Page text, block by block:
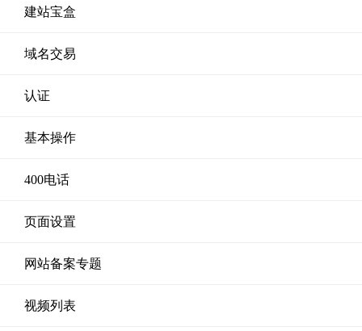
建站宝盒
域名交易
认证
基本操作
400电话
页面设置
网站备案专题
视频列表